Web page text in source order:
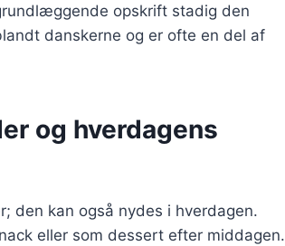
opskrift stadig den
danskerne og er ofte en del af
og hverdagens
den kan også nydes i hverdagen.
eller som dessert efter middagen.